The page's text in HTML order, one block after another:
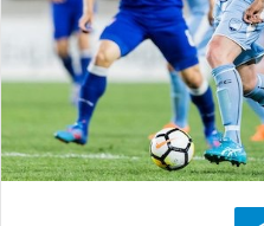
تيلقرام